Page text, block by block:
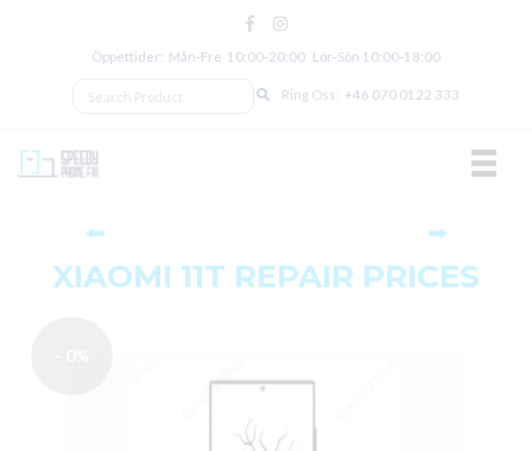
Öppettider: Mån‑Fre 10:00‑20:00 Lör‑Sön 10:00‑18:00
Ring Oss: +46 070 0122 333
⬅ ➡
XIAOMI 11T REPAIR PRICES